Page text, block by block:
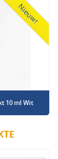
Nieuw!
10 ml Wit